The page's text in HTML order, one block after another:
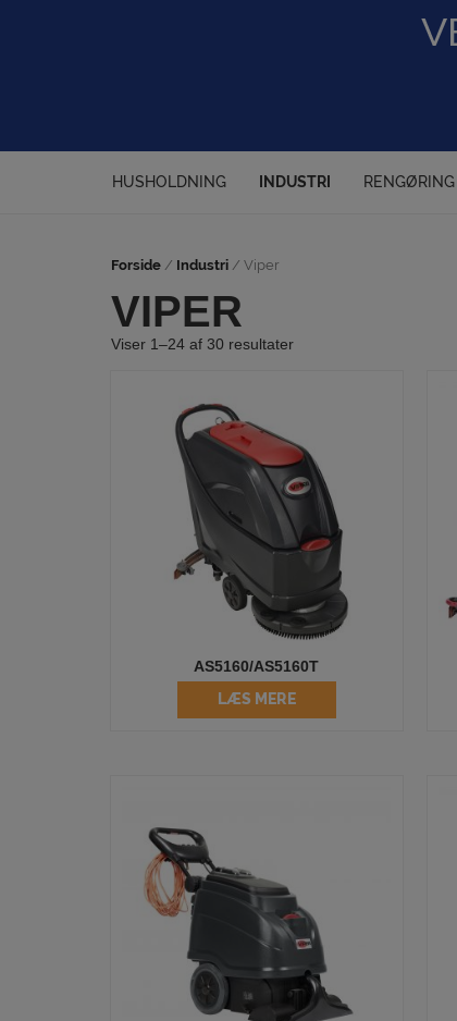
HUSHOLDNING INDUSTRI RENGØRING
Forside / Industri / Viper
VIPER
Viser 1–24 af 30 resultater
AS5160/AS5160T
LÆS MERE